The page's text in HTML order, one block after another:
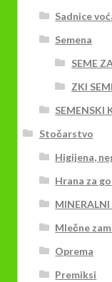
Sadnice
Semena
SEME
ZKI
SEMENSKI
Stočarstvo
Higijena,
Hrana za
Mlečne
Oprema
Premiksi